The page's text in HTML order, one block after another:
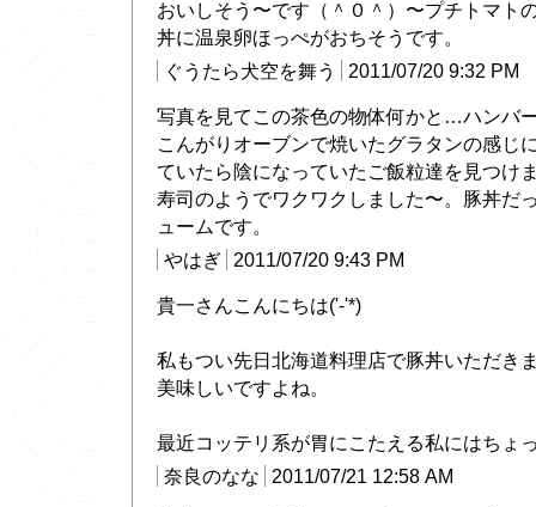
おいしそう〜です（＾０＾）〜プチトマト
丼に温泉卵ほっぺがおちそうです。
ぐうたら犬空を舞う
2011/07/20 9:32 PM
写真を見てこの茶色の物体何かと…ハンバ
こんがりオーブンで焼いたグラタンの感じ
ていたら陰になっていたご飯粒達を見つけ
寿司のようでワクワクしました〜。豚丼だ
ュームです。
やはぎ
2011/07/20 9:43 PM
貴一さんこんにちは('-'*)
私もつい先日北海道料理店で豚丼いただき
美味しいですよね。
最近コッテリ系が胃にこたえる私にはちょ
奈良のなな
2011/07/21 12:58 AM